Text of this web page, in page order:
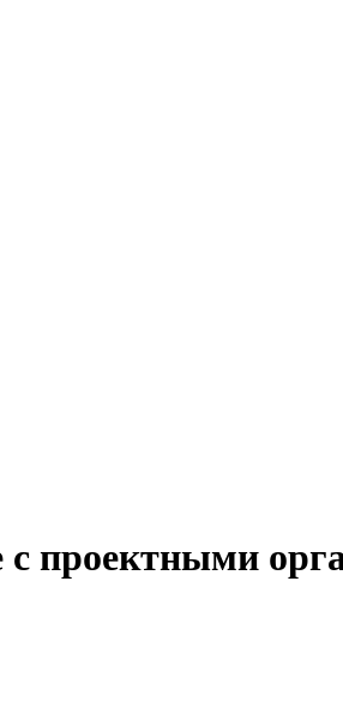
с проектными